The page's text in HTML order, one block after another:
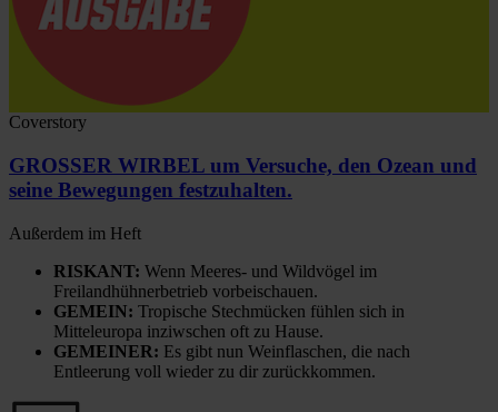
Coverstory
GROSSER WIRBEL um Versuche, den Ozean und
seine Bewegungen festzuhalten.
Außerdem im Heft
RISKANT: Wenn Meeres- und Wildvögel im
Freilandhühnerbetrieb vorbeischauen.
GEMEIN: Tropische Stechmücken fühlen sich in
Mitteleuropa inziwschen oft zu Hause.
GEMEINER: Es gibt nun Weinflaschen, die nach
Entleerung voll wieder zu dir zurückkommen.